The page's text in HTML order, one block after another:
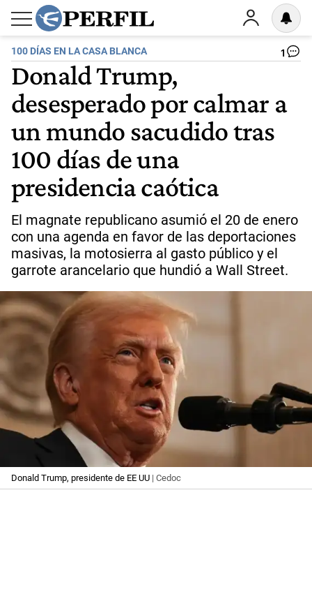
100 DÍAS EN LA CASA BLANCA 1
Donald Trump,
desesperado por calmar a
un mundo sacudido tras
100 días de una
presidencia caótica
El magnate republicano asumió el 20 de enero
con una agenda en favor de las deportaciones
masivas, la motosierra al gasto público y el
garrote arancelario que hundió a Wall Street.
Donald Trump, presidente de EE UU | Cedoc